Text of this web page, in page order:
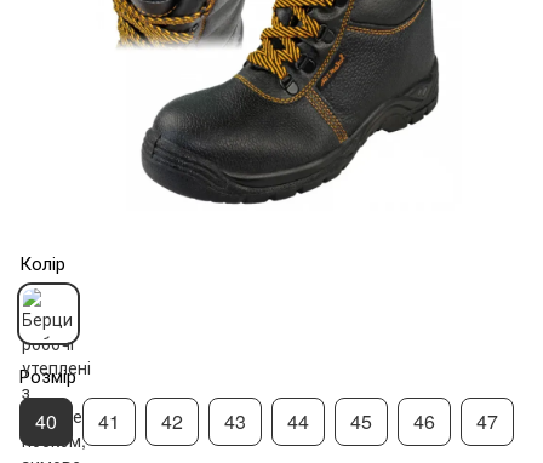
Колір
Розмір
40 41 42 43 44 45 46 47